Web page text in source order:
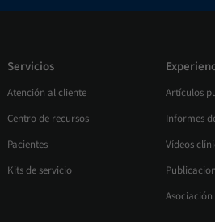
Servicios
Atención al cliente
Centro de recursos
Pacientes
Kits de servicio
Artículos
Informes
Vídeos